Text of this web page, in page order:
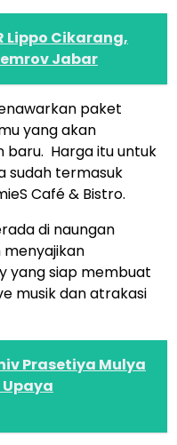
Lippo Cikarang,
Jabar
paket
yang akan
baru. Harga itu untuk
sudah termasuk
Café & Bistro.
di naungan
yang siap membuat
musik dan atrakasi
Prasetiya Mulya